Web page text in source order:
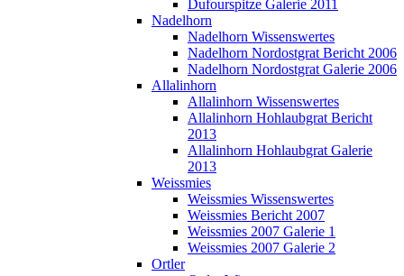
Dufourspitze Galerie 2011
Nadelhorn
Nadelhorn Wissenswertes
Nadelhorn Nordostgrat Bericht 2006
Nadelhorn Nordostgrat Galerie 2006
Allalinhorn
Allalinhorn Wissenswertes
Allalinhorn Hohlaubgrat Bericht
2013
Allalinhorn Hohlaubgrat Galerie
2013
Weissmies
Weissmies Wissenswertes
Weissmies Bericht 2007
Weissmies 2007 Galerie 1
Weissmies 2007 Galerie 2
Ortler